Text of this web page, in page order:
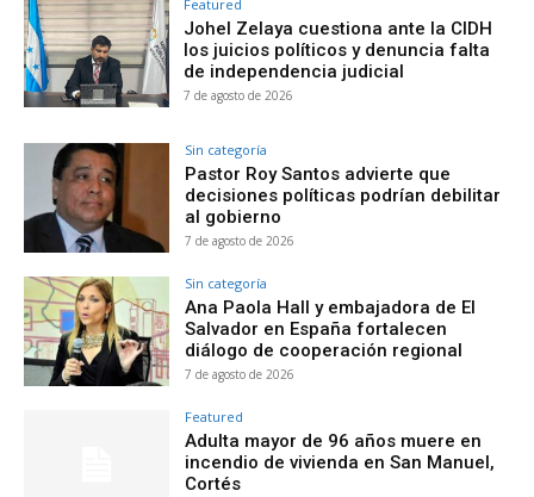
Featured
Johel Zelaya cuestiona ante la CIDH
los juicios políticos y denuncia falta
de independencia judicial
7 de agosto de 2026
Sin categoría
Pastor Roy Santos advierte que
decisiones políticas podrían debilitar
al gobierno
7 de agosto de 2026
Sin categoría
Ana Paola Hall y embajadora de El
Salvador en España fortalecen
diálogo de cooperación regional
7 de agosto de 2026
Featured
Adulta mayor de 96 años muere en
incendio de vivienda en San Manuel,
Cortés